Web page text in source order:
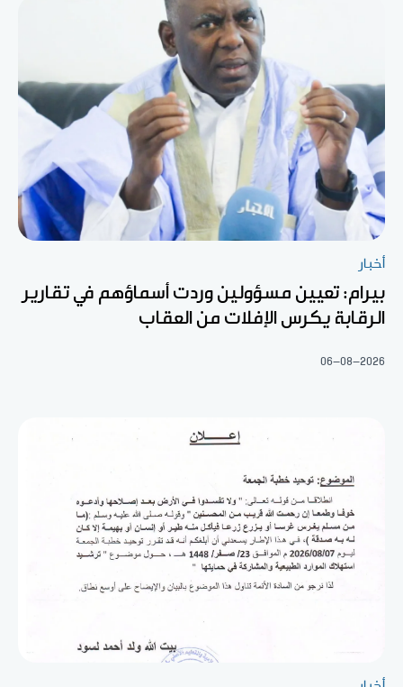
أخبار
بيرام: تعيين مسؤولين وردت أسماؤهم في تقارير
الرقابة يكرس الإفلات من العقاب
06-08-2026